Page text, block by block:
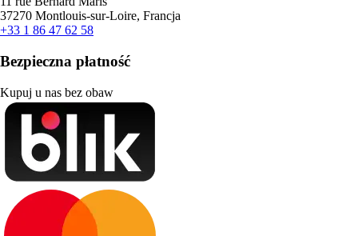
37270 Montlouis-sur-Loire, Francja
+33 1 86 47 62 58
Bezpieczna płatność
Kupuj u nas bez obaw